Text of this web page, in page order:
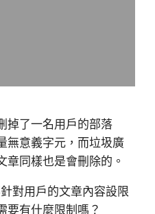
掉了一名用戶的部落
無意義字元，而垃圾廣
章同樣也是會刪除的。
對用戶的文章內容設限
要有什麼限制嗎？